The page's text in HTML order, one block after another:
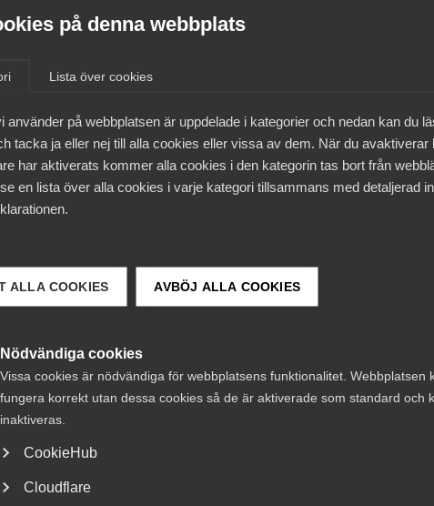
på denna webbplats
Lista över cookies
använder på webbplatsen är uppdelade i kategorier och nedan kan du
tacka ja eller nej till alla cookies eller vissa av dem. När du avaktiverar
har aktiverats kommer alla cookies i den kategorin tas bort från
en lista över alla cookies i varje kategori tillsammans med detaljerad
ALLA COOKIES AVBÖJ ALLA COOKIES
Nödvändiga cookies
Vissa cookies är nödvändiga för webbplatsens funktionalitet. Webbplatsen
fungera korrekt utan dessa cookies så de är aktiverade som standard och
inaktiveras.
CookieHub
Cloudflare
till ovanstående ämnen.
lunch och frukostsmörgås från kl 9.00. Fyll gärna i
Information om kurslokal får du i